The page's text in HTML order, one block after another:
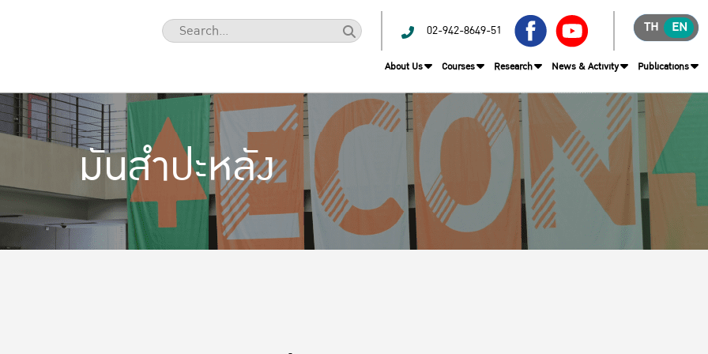
02-942-8649-51 EN
TH
About Us Courses Research News & Activity Publications
มันสำปะหลัง